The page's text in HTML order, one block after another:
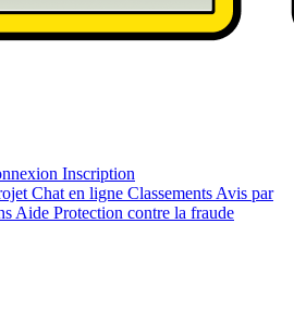
Inscription
Chat en ligne Classements Avis par
Aide Protection contre la fraude